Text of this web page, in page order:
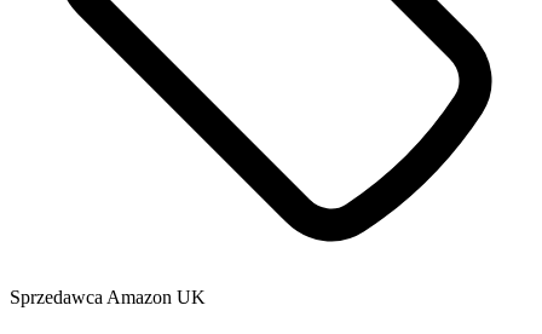
Sprzedawca Amazon UK